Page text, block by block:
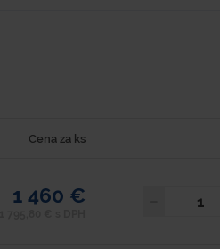
Cena za ks
1 460 €